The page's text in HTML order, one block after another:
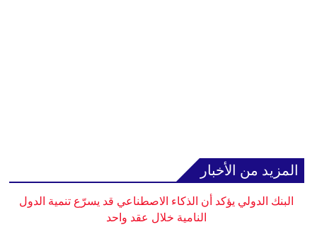
المزيد من الأخبار
البنك الدولي يؤكد أن الذكاء الاصطناعي قد يسرّع تنمية الدول
النامية خلال عقد واحد